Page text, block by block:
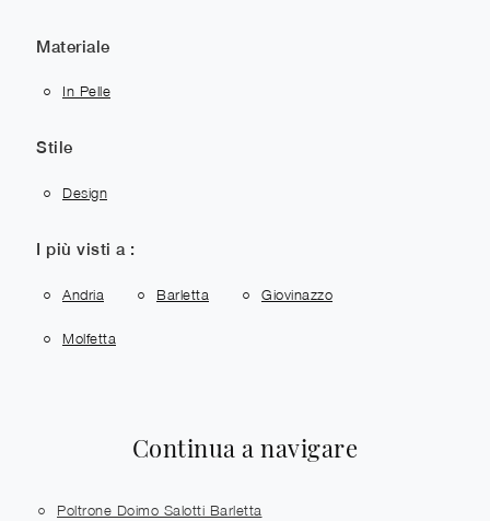
Materiale
In Pelle
Stile
Design
I più visti a :
Andria Barletta Giovinazzo
Molfetta
Continua a navigare
Poltrone Doimo Salotti Barletta